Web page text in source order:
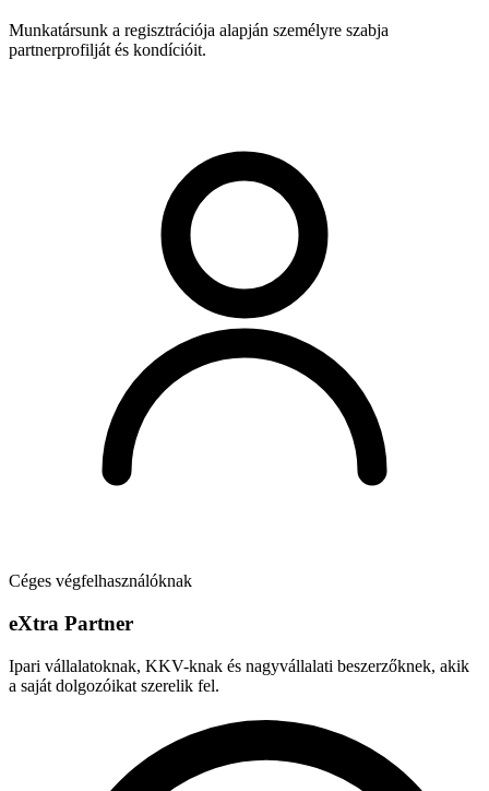
Munkatársunk a regisztrációja alapján személyre szabja
partnerprofilját és kondícióit.
Céges végfelhasználóknak
eXtra Partner
Ipari vállalatoknak, KKV-knak és nagyvállalati beszerzőknek, akik
a saját dolgozóikat szerelik fel.